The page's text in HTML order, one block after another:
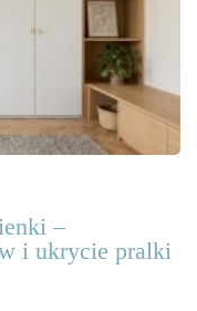
–
i ukrycie pralki